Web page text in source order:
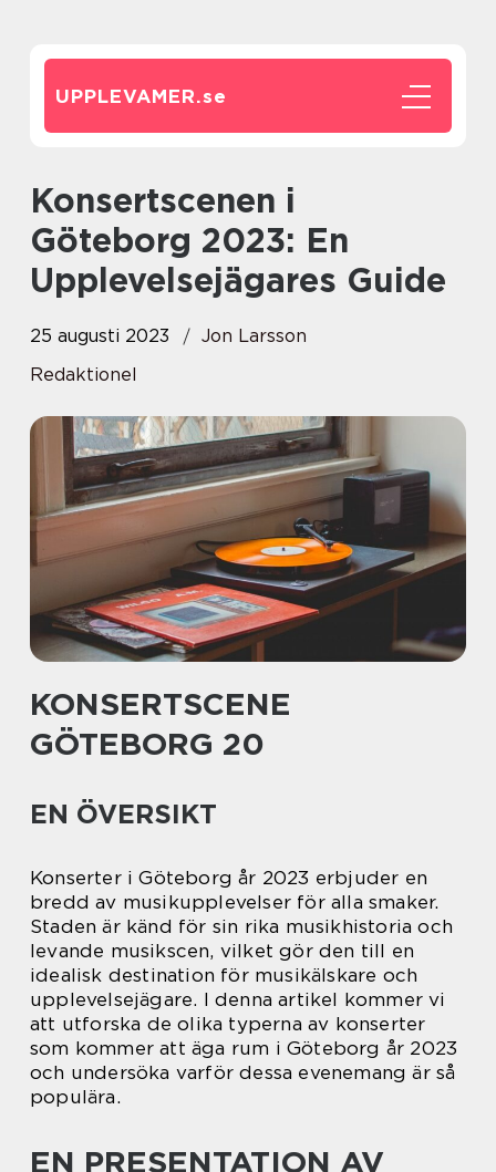
UPPLEVAMER.se
Konsertscenen i
Göteborg 2023: En
Upplevelsejägares Guide
25 augusti 2023
Jon Larsson
Redaktionel
KONSERTSCENE
GÖTEBORG 20
EN ÖVERSIKT
Konserter i Göteborg år 2023 erbjuder en
bredd av musikupplevelser för alla smaker.
Staden är känd för sin rika musikhistoria och
levande musikscen, vilket gör den till en
idealisk destination för musikälskare och
upplevelsejägare. I denna artikel kommer vi
att utforska de olika typerna av konserter
som kommer att äga rum i Göteborg år 2023
och undersöka varför dessa evenemang är så
populära.
EN PRESENTATION AV